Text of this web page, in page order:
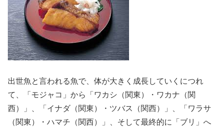
出世魚と言われる魚で、体が大きく成長していくにつれ
て、「モジャコ」から「ワカシ（関東）・ワカナ（関
西）」、「イナダ（関東）・ツバス（関西）」、「ワラサ
（関東）・ハマチ（関西）」、そして最終的に「ブリ」へ